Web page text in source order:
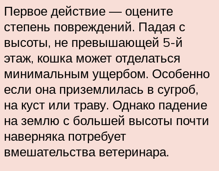
Первое действие — оцените
степень повреждений. Падая с
высоты, не превышающей 5-й
этаж, кошка может отделаться
минимальным ущербом. Особенно
если она приземлилась в сугроб,
на куст или траву. Однако падение
на землю с большей высоты почти
наверняка потребует
вмешательства ветеринара.